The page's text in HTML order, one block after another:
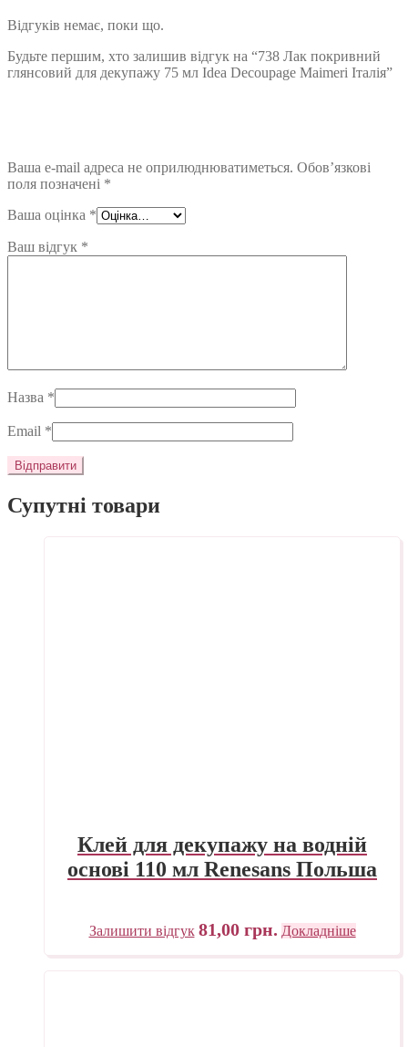
Відгуків немає, поки що.
Будьте першим, хто залишив відгук на “738 Лак покривний
глянсовий для декупажу 75 мл Idea Decoupage Maimeri Італія”
Ваша e-mail адреса не оприлюднюватиметься. Обов’язкові
поля позначені *
Ваша оцінка *
Ваш відгук *
Назва *
Email *
Супутні товари
Клей для декупажу на водній
основі 110 мл Renesans Польша
Залишити відгук 81,00 грн. Докладніше